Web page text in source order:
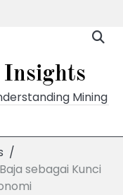
Mining
sebagai Kunci